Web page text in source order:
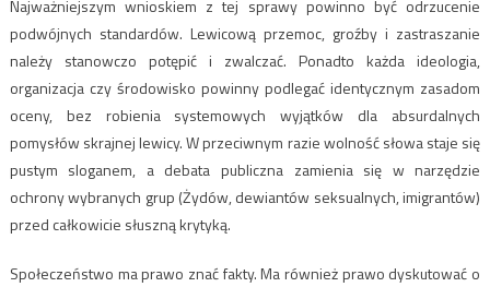
Najważniejszym wnioskiem z tej sprawy powinno być odrzucenie
podwójnych standardów. Lewicową przemoc, groźby i zastraszanie
należy stanowczo potępić i zwalczać. Ponadto każda ideologia,
organizacja czy środowisko powinny podlegać identycznym zasadom
oceny, bez robienia systemowych wyjątków dla absurdalnych
pomysłów skrajnej lewicy. W przeciwnym razie wolność słowa staje się
pustym sloganem, a debata publiczna zamienia się w narzędzie
ochrony wybranych grup (Żydów, dewiantów seksualnych, imigrantów)
przed całkowicie słuszną krytyką.
Społeczeństwo ma prawo znać fakty. Ma również prawo dyskutować o